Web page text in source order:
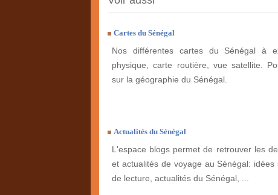
Cartes du Sénégal
Nos différentes cartes du Sénégal à
physique, carte routière, vue satellite.
sur la géographie du Sénégal.
Actualités du Sénégal
L'espace blogs permet de retrouver les
et actualités de voyage au Sénégal: idées
de lecture, actualités du Sénégal, ...